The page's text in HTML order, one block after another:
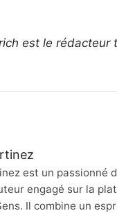
est le rédacteur
est un passionné
engagé sur la
Il combine un